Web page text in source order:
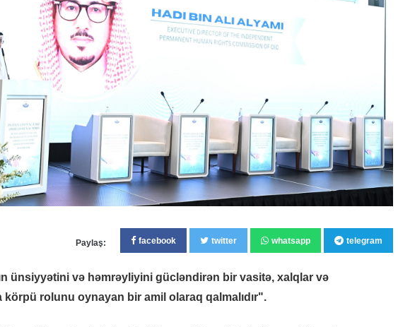
Paylaş: facebook twitter whatsapp telegram
ünsiyyətini və həmrəyliyini gücləndirən bir vasitə, xalqlar və
körpü rolunu oynayan bir amil olaraq qalmalıdır".